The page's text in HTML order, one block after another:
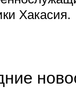
Хакасия.